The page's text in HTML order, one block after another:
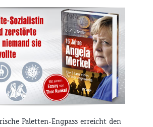
Paletten-Engpass erreicht den